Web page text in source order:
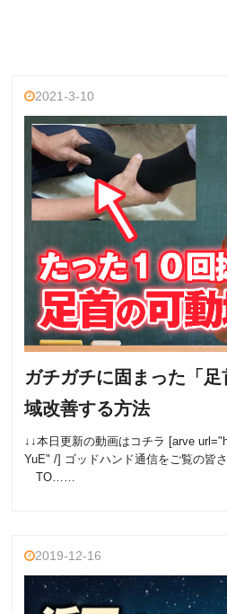
2021-3-10
ガチガチに固まった「
域改善する方法
↓↓本日更新の動画はコチラ [arve
YuE" /] ゴッドハンド通信をご覧の皆
TO……
2019-12-16